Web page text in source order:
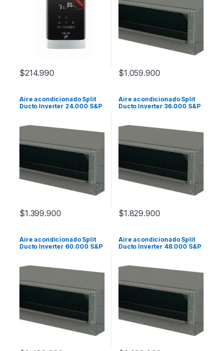
$214.990 $1.059.900
Aire acondicionado Split
Ducto Inverter 24.000 S&P
$1.399.900
Aire acondicionado Split
Ducto Inverter 36.000 S&P
$1.829.900
Aire acondicionado Split
Ducto Inverter 60.000 S&P
Aire acondicionado Split
Ducto Inverter 48.000 S&P